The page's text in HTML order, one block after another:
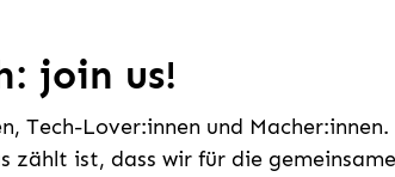
join us!
Tech-Lover:innen und
zählt ist, dass wir für die